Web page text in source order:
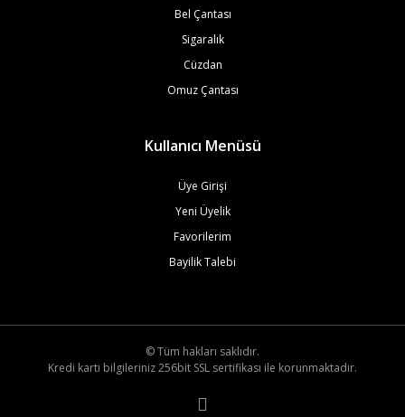
Bel Çantası
Sigaralık
Cüzdan
Omuz Çantası
Kullanıcı Menüsü
Üye Girişi
Yeni Üyelik
Favorilerim
Bayilik Talebi
© Tüm hakları saklıdır.
Kredi kartı bilgileriniz 256bit SSL sertifikası ile korunmaktadır.